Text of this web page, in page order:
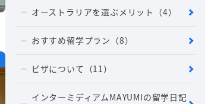
オーストラリアを選ぶメリット （4）
おすすめ留学プラン （8）
ビザについて （11）
インターミディアムMAYUMIの留学日記